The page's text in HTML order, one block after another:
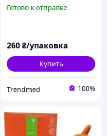
(100 шт/50 пар/уп)
Готово к отправке
260₴/упаковка
Купить
Trendmed 100%